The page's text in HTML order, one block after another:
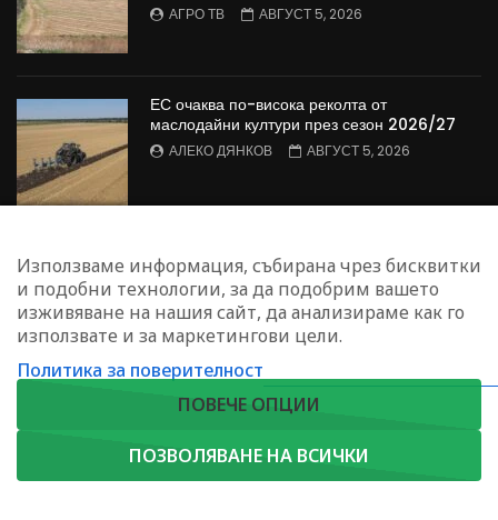
АГРО ТВ АВГУСТ 5, 2026
ЕС очаква по-висока реколта от
маслодайни култури през сезон 2026/27
АЛЕКО ДЯНКОВ АВГУСТ 5, 2026
Брюксел в превод: Как България влиза в
дебата за бъдещата селскостопанска
политика на ЕС
ВАЛЕНТИНА СПАСОВА АВГУСТ 5, 2026
Използваме информация, събирана чрез бисквитки
и подобни технологии, за да подобрим вашето
изживяване на нашия сайт, да анализираме как го
използвате и за маркетингови цели.
Политика за поверителност
ПОВЕЧЕ ОПЦИИ
ПОЗВОЛЯВАНЕ НА ВСИЧКИ
ЗАПИШЕТЕ СЕ ЗА НАШИЯ БЮЛЕТИН
АБОНИРАЙ СЕ